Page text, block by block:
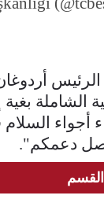
الشاملة
أجواء
دعمكم".